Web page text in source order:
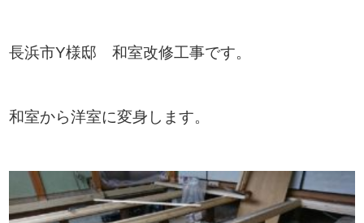
長浜市Y様邸 和室改修工事です。
和室から洋室に変身します。